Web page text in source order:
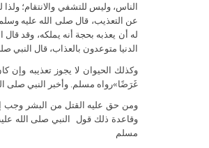
الناس، وليس للتشفي والانتقام؛
عن التعذيب، قال صلى الله عليه
له أن يعذبه بحجة أنه يملكه، وقد
الدنيا متوعدون بالعذاب، قال
وكذلك الحيوان لا يجوز تعذيبه
غَرَضًا»رواه مسلم. وأخبر النبي صلى
ومن حق عليه القتل من البشر وجب
وقاعدة ذلك قول
النبي صلى الله
مسلم